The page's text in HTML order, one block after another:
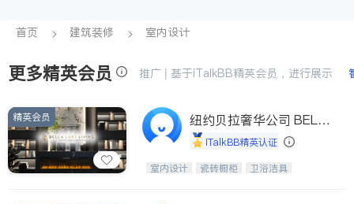
银行贷款
建筑装修 教育
养老 非盈利组织
D.C.)
首页 建筑装修 室内设计
更多精英会员 推广 | 基于iTalkBB精英会员，进行展示
精英会员
纽约贝拉奢华公司 BELL
A LUXE
iTalkBB精英认证
设计、制造、安装一体化，打造高端定
室内设计 瓷砖橱柜
卫浴洁具